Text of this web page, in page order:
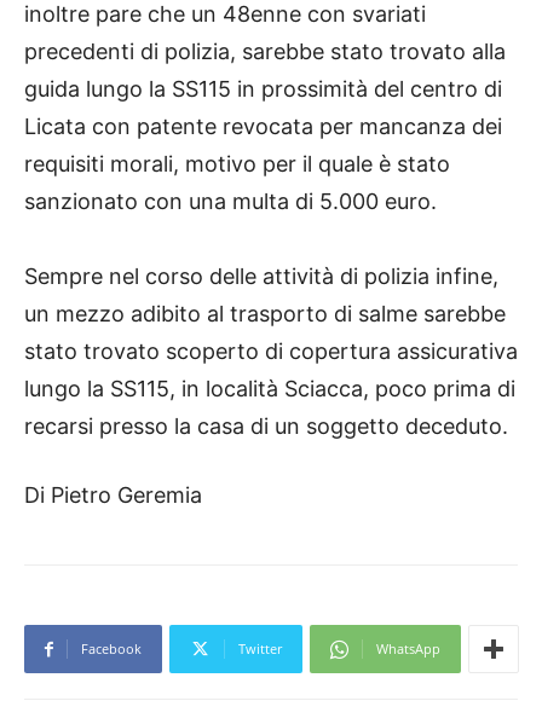
inoltre pare che un 48enne con svariati
precedenti di polizia, sarebbe stato trovato alla
guida lungo la SS115 in prossimità del centro di
Licata con patente revocata per mancanza dei
requisiti morali, motivo per il quale è stato
sanzionato con una multa di 5.000 euro.
Sempre nel corso delle attività di polizia infine,
un mezzo adibito al trasporto di salme sarebbe
stato trovato scoperto di copertura assicurativa
lungo la SS115, in località Sciacca, poco prima di
recarsi presso la casa di un soggetto deceduto.
Di Pietro Geremia
Facebook Twitter WhatsApp